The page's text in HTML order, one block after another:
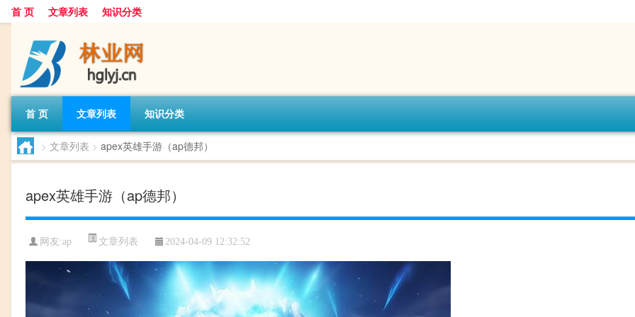
首 页 文章列表 知识分类
首 页 文章列表 知识分类
> 文章列表 > apex英雄手游（ap德邦）
apex英雄手游（ap德邦）
网友:ap 文章列表 2024-04-09 12:32:52